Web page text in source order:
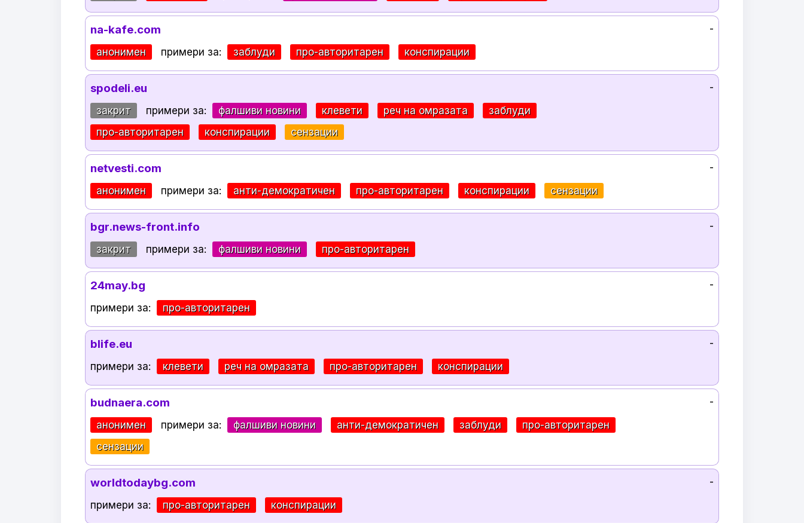
na-kafe.com
анонимен примери за: заблуди про-авторитарен конспирации
-
spodeli.eu
закрит примери за: фалшиви новини клевети реч на омразата
заблуди
про-авторитарен
конспирации сензации
-
netvesti.com
анонимен примери за: анти-демократичен про-авторитарен конспирации сензации
-
bgr.news-front.info
закрит примери за: фалшиви новини про-авторитарен
-
24may.bg
примери за: про-авторитарен
-
blife.eu
примери за: клевети реч на омразата про-авторитарен конспирации
-
budnaera.com
анонимен примери за: фалшиви новини анти-демократичен заблуди
про-авторитарен
сензации
-
worldtodaybg.com
примери за: про-авторитарен конспирации
-